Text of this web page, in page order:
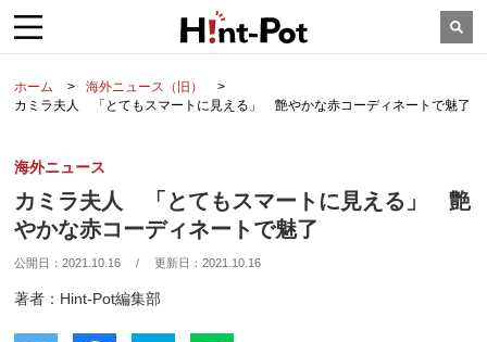
ホーム
海外ニュース（旧）
カミラ夫人 「とてもスマートに見える」 艶やかな赤コーディネートで魅了
海外ニュース
カミラ夫人 「とてもスマートに見える」 艶
やかな赤コーディネートで魅了
公開日：2021.10.16 / 更新日：2021.10.16
著者：Hint-Pot編集部